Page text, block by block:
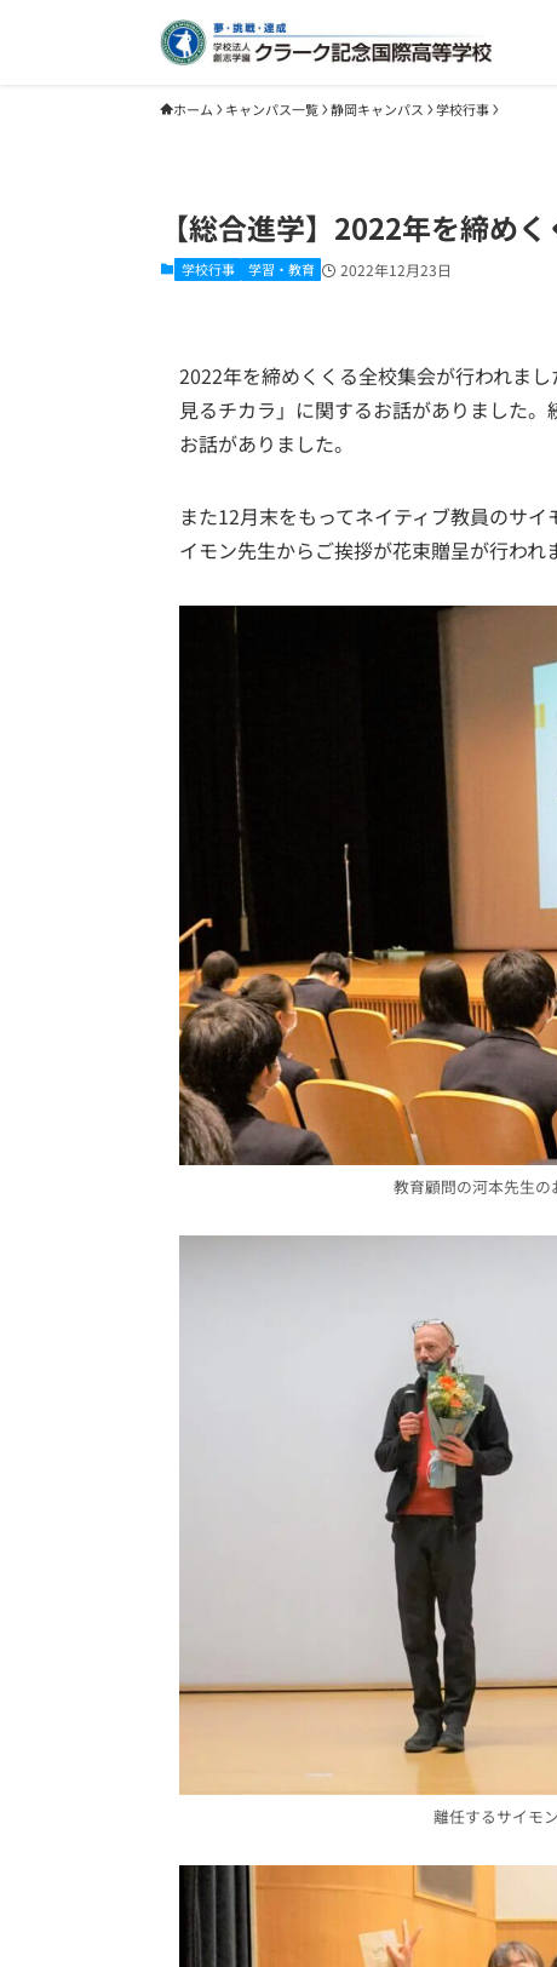
ホーム キャンパス一覧 静岡キャンパス 学校行事
【総合進学】2022年を締め
学校行事 学習・教育 2022年12月23日
2022年を締めくくる全校集会が行われま
見るチカラ」に関するお話がありました
お話がありました。
また12月末をもってネイティブ教員のサ
イモン先生からご挨拶が花束贈呈が行われ
教育顧問の河本先生の
離任するサイモ